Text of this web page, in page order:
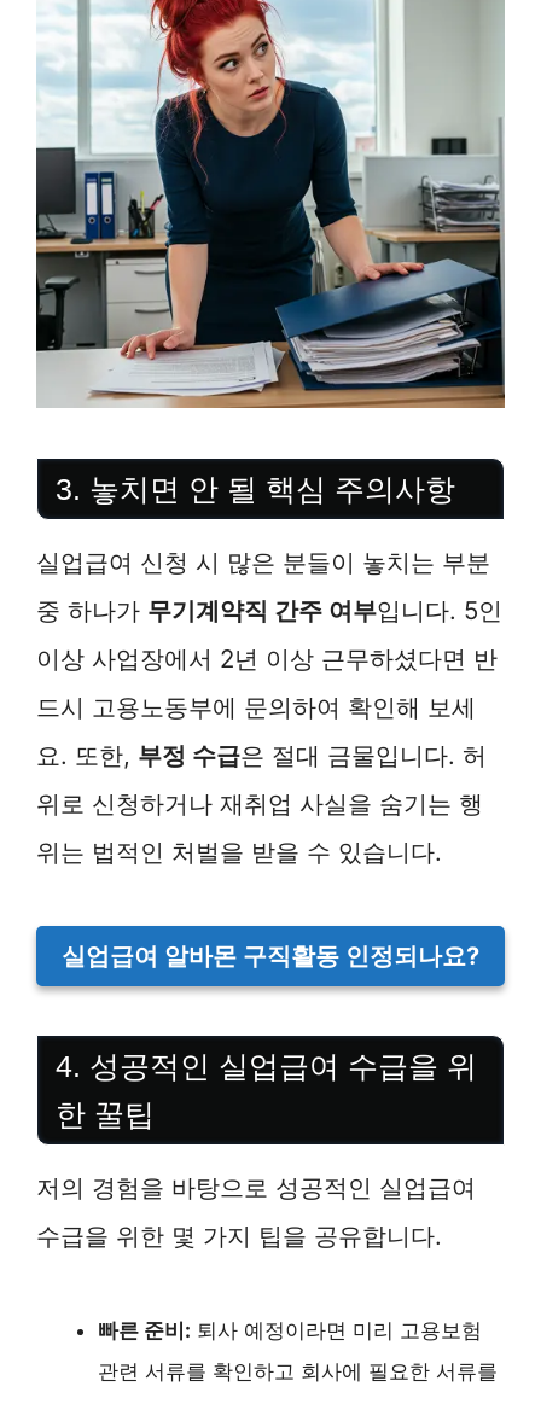
3. 놓치면 안 될 핵심 주의사항
실업급여 신청 시 많은 분들이 놓치는 부분
중 하나가 무기계약직 간주 여부입니다. 5인
이상 사업장에서 2년 이상 근무하셨다면 반
드시 고용노동부에 문의하여 확인해 보세
요. 또한, 부정 수급은 절대 금물입니다. 허
위로 신청하거나 재취업 사실을 숨기는 행
위는 법적인 처벌을 받을 수 있습니다.
실업급여 알바몬 구직활동 인정되나요?
4. 성공적인 실업급여 수급을 위
한 꿀팁
저의 경험을 바탕으로 성공적인 실업급여
수급을 위한 몇 가지 팁을 공유합니다.
빠른 준비: 퇴사 예정이라면 미리 고용보험
관련 서류를 확인하고 회사에 필요한 서류를